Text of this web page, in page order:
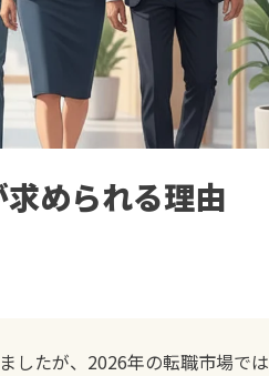
められる理由
したが、2026年の転職市場では